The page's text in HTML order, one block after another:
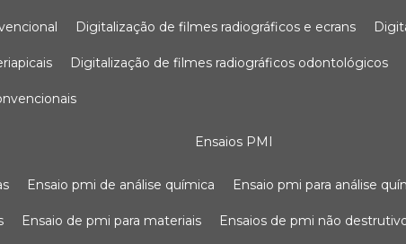
digitalização de filmes radiográficos e ecrans
digitalização de filmes radiográficos odontológicos
ensaios PMI
ensaio pmi de análise química ensaio pmi para análise
ensaio de pmi para materiais ensaios de pmi não